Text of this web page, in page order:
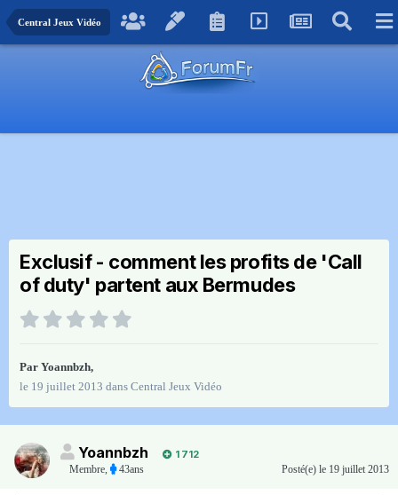
Central Jeux Vidéo
Exclusif - comment les profits de 'Call
of duty' partent aux Bermudes
Par Yoannbzh,
le 19 juillet 2013 dans Central Jeux Vidéo
Yoannbzh
1 712
Membre, 43ans Posté(e) le 19 juillet 2013